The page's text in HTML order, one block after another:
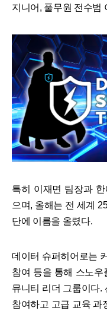
지니어, 풀무원 전수범
특히 이재면 팀장과
으며, 올해는 전 세계
단에 이름을 올렸다.
데이터 슈퍼히어로는
참여 등을 통해 스노우
뮤니티 리더 그룹이다.
참여하고 고급 교육 과